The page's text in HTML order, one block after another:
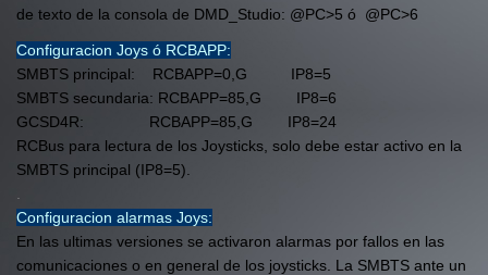
de texto de la consola de DMD_Studio: @PC>5 ó @PC>6
Configuracion Joys ó RCBAPP:
SMBTS principal: RCBAPP=0,G IP8=5
SMBTS secundaria: RCBAPP=85,G IP8=6
GCSD4R: RCBAPP=85,G IP8=24
RCBus para lectura de los Joysticks, solo debe estar activo en la
SMBTS principal (IP8=5).
Configuracion alarmas Joys:
En las ultimas versiones se activaron alarmas por fallos en las
comunicaciones o en general de los joysticks. La SMBTS ante un